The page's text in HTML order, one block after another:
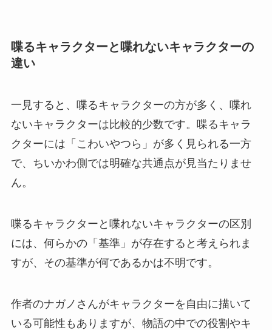
喋るキャラクターと喋れないキャラクターの
違い
一見すると、喋るキャラクターの方が多く、喋れ
ないキャラクターは比較的少数です。喋るキャラ
クターには「こわいやつら」が多く見られる一方
で、ちいかわ側では明確な共通点が見当たりませ
ん。
喋るキャラクターと喋れないキャラクターの区別
には、何らかの「基準」が存在すると考えられま
すが、その基準が何であるかは不明です。
作者のナガノさんがキャラクターを自由に描いて
いる可能性もありますが、物語の中での役割やキ